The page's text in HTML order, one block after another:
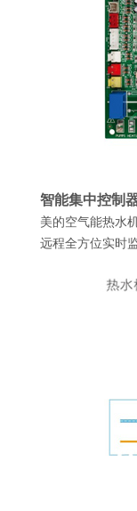
智能集中控制
美的空气能热水
远程全方位实时监